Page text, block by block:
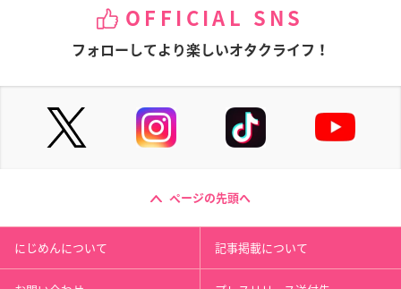
OFFICIAL SNS
フォローしてより楽しいオタクライフ！
ページの先頭へ
にじめんについて 記事掲載について